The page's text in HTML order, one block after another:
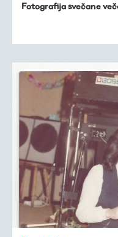
Fotografija svečane